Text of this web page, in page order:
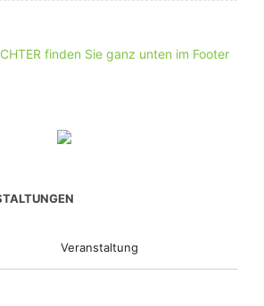
finden Sie ganz unten im Footer
Veranstaltung